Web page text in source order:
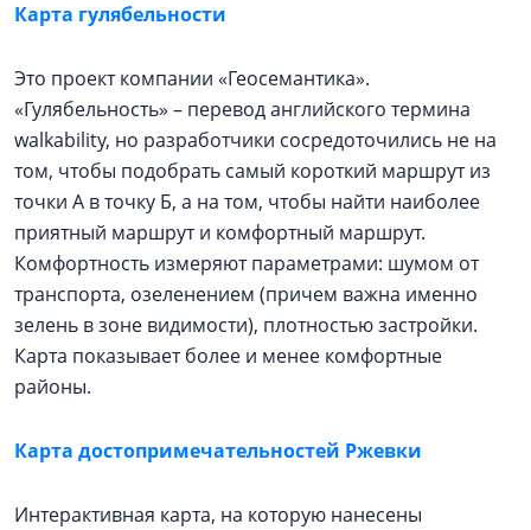
Карта гулябельности
Это проект компании «Геосемантика».
«Гулябельность» – перевод английского термина
walkability, но разработчики сосредоточились не на
том, чтобы подобрать самый короткий маршрут из
точки А в точку Б, а на том, чтобы найти наиболее
приятный маршрут и комфортный маршрут.
Комфортность измеряют параметрами: шумом от
транспорта, озеленением (причем важна именно
зелень в зоне видимости), плотностью застройки.
Карта показывает более и менее комфортные
районы.
Карта достопримечательностей Ржевки
Интерактивная карта, на которую нанесены